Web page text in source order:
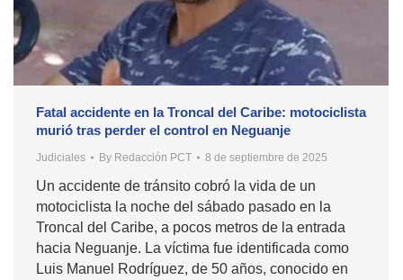
Fatal accidente en la Troncal del Caribe: motociclista
murió tras perder el control en Neguanje
Judiciales By Redacción PCT 8 de septiembre de 2025
Un accidente de tránsito cobró la vida de un
motociclista la noche del sábado pasado en la
Troncal del Caribe, a pocos metros de la entrada
hacia Neguanje. La víctima fue identificada como
Luis Manuel Rodríguez, de 50 años, conocido en